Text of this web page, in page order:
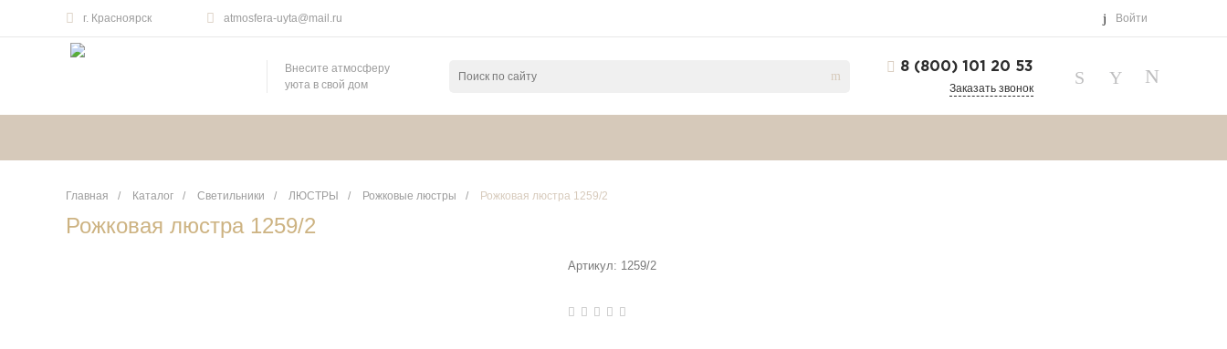
г. Красноярск atmosfera-uyta@mail.ru Войти
Внесите атмосферу
уюта в свой дом
8 (800) 101 20 53
Заказать звонок
Главная / Каталог / Светильники / ЛЮСТРЫ / Рожковые люстры / Рожковая люстра 1259/2
Рожковая люстра 1259/2
Артикул: 1259/2